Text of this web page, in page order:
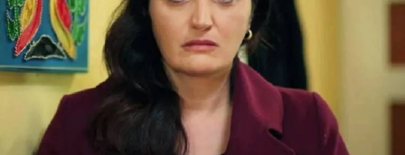
Ekonomi
Forum
Gerçeğin İzinde